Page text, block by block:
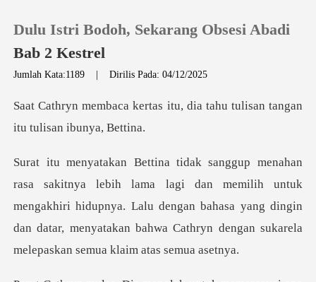
0
Riwayat Membaca
Keluar
Dulu Istri Bodoh, Sekarang Obsesi Abadi
Bab 2 Kestrel
Jumlah Kata:1189 |Dirilis Pada: 04/12/2025
itu, dia tahu tulisan tangan
an memilih untuk
mengakhiri hidupnya. Lalu dengan bahasa yang dingin
dan datar, me